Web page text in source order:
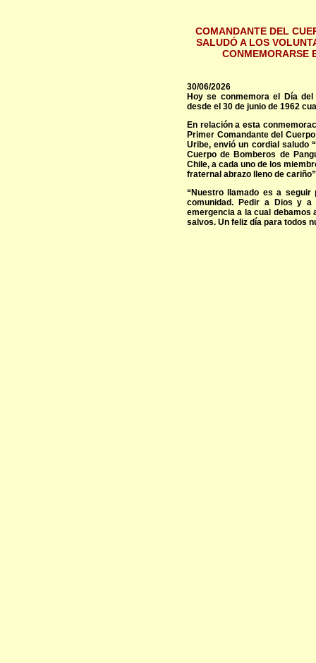
COMANDANTE DEL
SALUDÓ A LOS
CONMEMORARSE
30/06/2026
Hoy se conmemora el Día
desde el 30 de junio de 1962
En relación a esta
Primer Comandante del
Uribe, envió un cordial saludo
Cuerpo de Bomberos de
Chile, a cada uno de los
fraternal abrazo lleno de
“Nuestro llamado es a
comunidad. Pedir a Dios y
emergencia a la cual debamos
salvos. Un feliz día para todos